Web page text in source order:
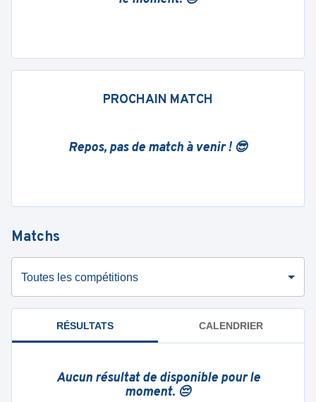
PROCHAIN MATCH
Repos, pas de match à venir ! 😎
Matchs
Toutes les compétitions
RÉSULTATS CALENDRIER
Aucun résultat de disponible pour le
moment. 😔